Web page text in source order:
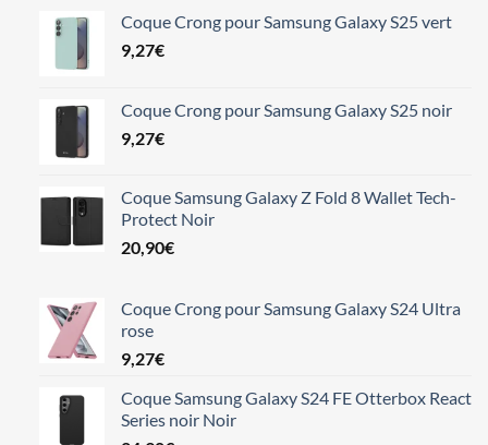
Coque Crong pour Samsung Galaxy S25 vert
9,27€
Coque Crong pour Samsung Galaxy S25 noir
9,27€
Coque Samsung Galaxy Z Fold 8 Wallet Tech-
Protect Noir
20,90€
Coque Crong pour Samsung Galaxy S24 Ultra
rose
9,27€
Coque Samsung Galaxy S24 FE Otterbox React
Series noir Noir